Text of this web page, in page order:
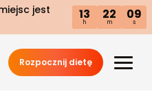
jest
13
h
22
m
07
s
Rozpocznij dietę